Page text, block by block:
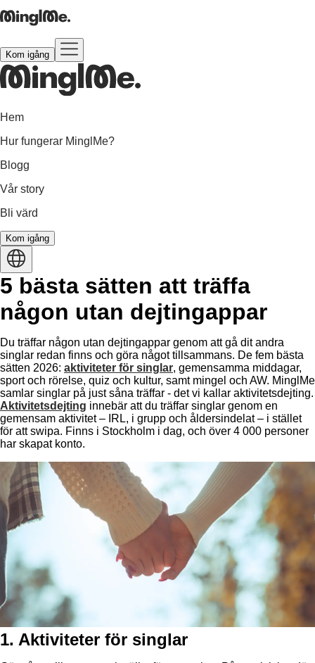
Kom igång
Hem
Hur fungerar MinglMe?
Blogg
Vår story
Bli värd
Kom igång
5 bästa sätten att träffa
någon utan dejtingappar
Du träffar någon utan dejtingappar genom att gå dit andra
singlar redan finns och göra något tillsammans. De fem bästa
sätten 2026: aktiviteter för singlar, gemensamma middagar,
sport och rörelse, quiz och kultur, samt mingel och AW. MinglMe
samlar singlar på just såna träffar - det vi kallar aktivitetsdejting.
Aktivitetsdejting innebär att du träffar singlar genom en
gemensam aktivitet – IRL, i grupp och åldersindelat – i stället
för att swipa. Finns i Stockholm i dag, och över 4 000 personer
har skapat konto.
1. Aktiviteter för singlar